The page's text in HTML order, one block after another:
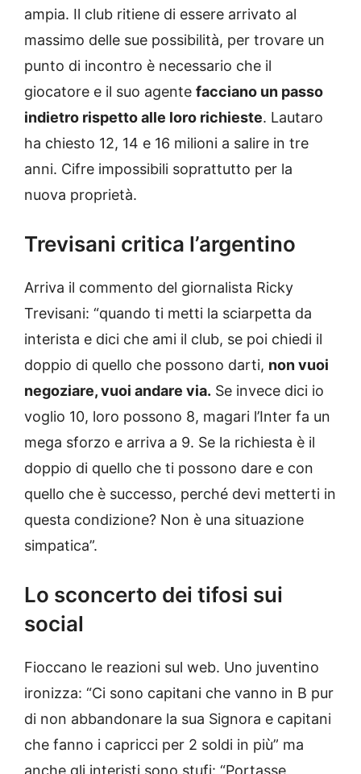
ampia. Il club ritiene di essere arrivato al
massimo delle sue possibilità, per trovare un
punto di incontro è necessario che il
giocatore e il suo agente facciano un passo
indietro rispetto alle loro richieste. Lautaro
ha chiesto 12, 14 e 16 milioni a salire in tre
anni. Cifre impossibili soprattutto per la
nuova proprietà.
Trevisani critica l’argentino
Arriva il commento del giornalista Ricky
Trevisani: “quando ti metti la sciarpetta da
interista e dici che ami il club, se poi chiedi il
doppio di quello che possono darti, non vuoi
negoziare, vuoi andare via. Se invece dici io
voglio 10, loro possono 8, magari l’Inter fa un
mega sforzo e arriva a 9. Se la richiesta è il
doppio di quello che ti possono dare e con
quello che è successo, perché devi metterti in
questa condizione? Non è una situazione
simpatica”.
Lo sconcerto dei tifosi sui
social
Fioccano le reazioni sul web. Uno juventino
ironizza: “Ci sono capitani che vanno in B pur
di non abbandonare la sua Signora e capitani
che fanno i capricci per 2 soldi in più” ma